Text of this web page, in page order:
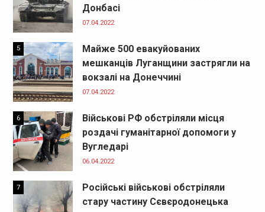
Донбасі
07.04.2022
5
Майже 500 евакуйованих
мешканців Луганщини застрягли на
вокзалі на Донеччині
07.04.2022
6
Військові РФ обстріляли місця
роздачі гуманітарної допомоги у
Вугледарі
06.04.2022
7
Російські військові обстріляли
стару частину Сєвєродонецька